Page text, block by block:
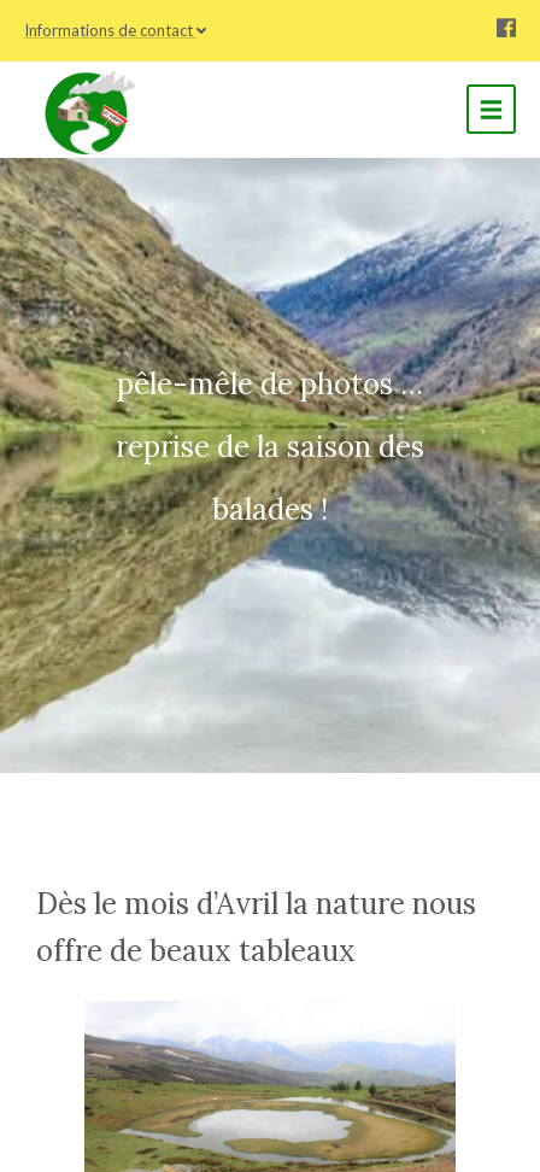
Informations de contact
pêle-mêle de photos …
reprise de la saison des
balades !
Dès le mois d’Avril la nature nous
offre de beaux tableaux